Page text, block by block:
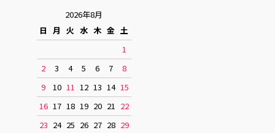
2026年8月
日 月 火 水 木 金 土
1
2
3 4 5 6 7
8
9
10 11 12 13 14 15
16 17 18 19 20 21 22
23 24 25 26 27 28 29